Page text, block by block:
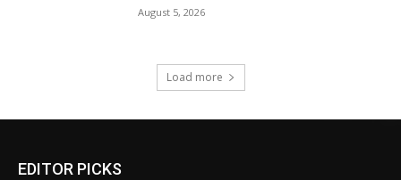
August 5, 2026
Load more
EDITOR PICKS